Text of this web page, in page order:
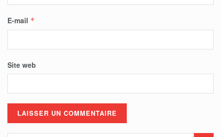
E-mail *
Site web